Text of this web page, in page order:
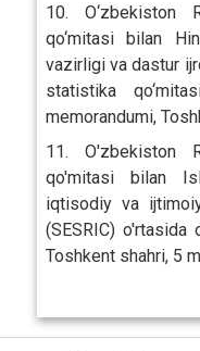
10. O‘zbekiston
qo‘mitasi bilan
vazirligi va dastur
statistika
memorandumi,
11. O'zbekiston
qo'mitasi bilan
iqtisodiy va
(SESRIC) o'rtasida
Toshkent shahri, 5